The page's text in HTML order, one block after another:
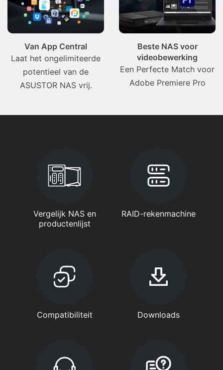
Van App Central
Laat het ongelimiteerde
potentieel van de
ASUSTOR NAS vrij.
Beste NAS voor
videobewerking
Een Perfecte Match voor
Adobe Premiere Pro
Vergelijk NAS en
productenlijst
RAID-rekenmachine
Compatibiliteit Downloads